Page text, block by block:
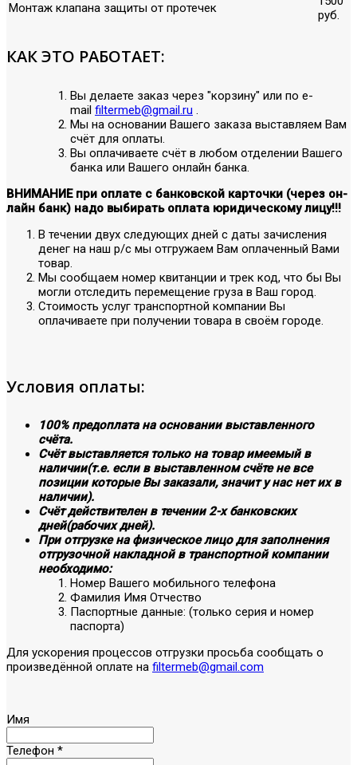
Монтаж клапана защиты от протечек
руб.
КАК ЭТО РАБОТАЕТ:
Вы делаете заказ через "корзину" или по е-
mail filtermeb@gmail.ru .
Мы на основании Вашего заказа выставляем Вам
счёт для оплаты.
Вы оплачиваете счёт в любом отделении Вашего
банка или Вашего онлайн банка.
ВНИМАНИЕ при оплате с банковской карточки (через он-
лайн банк) надо выбирать оплата юридическому лицу!!!
В течении двух следующих дней с даты зачисления
денег на наш р/с мы отгружаем Вам оплаченный Вами
товар.
Мы сообщаем номер квитанции и трек код, что бы Вы
могли отследить перемещение груза в Ваш город.
Стоимость услуг транспортной компании Вы
оплачиваете при получении товара в своём городе.
Условия оплаты:
100% предоплата на основании выставленного
счёта.
Счёт выставляется только на товар имеемый в
наличии(т.е. если в выставленном счёте не все
позиции которые Вы заказали, значит у нас нет их в
наличии).
Счёт действителен в течении 2-х банковских
дней(рабочих дней).
При отгрузке на физическое лицо для заполнения
отгрузочной накладной в транспортной компании
необходимо:
Номер Вашего мобильного телефона
Фамилия Имя Отчество
Паспортные данные: (только серия и номер
паспорта)
Для ускорения процессов отгрузки просьба сообщать о
произведённой оплате на filtermeb@gmail.com
Имя
Телефон *